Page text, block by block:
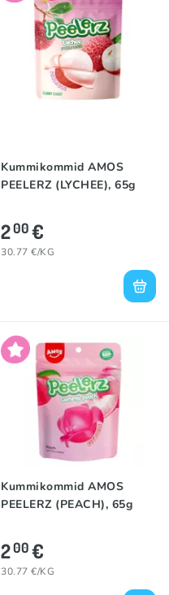
Kummikommid AMOS
PEELERZ (LYCHEE), 65g
200€
30.77 €/KG
Kummikommid AMOS
PEELERZ (PEACH), 65g
200€
30.77 €/KG